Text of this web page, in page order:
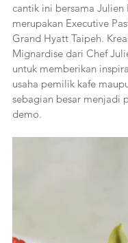
cantik ini bersama Julien
merupakan Executive
Grand Hyatt Taipeh.
Mignardise dari Chef
untuk memberikan
usaha pemilik kafe
sebagian besar menjadi
demo.